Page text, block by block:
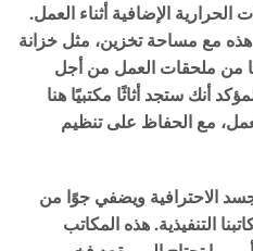
الإضافية أثناء العمل.
مع مساحة تخزين، مثل خزانة
من ملحقات العمل من أجل
أنك ستجد أثاثًا مكتبيًا هنا
مع الحفاظ على تنظيم
الاحترافية ويضفي جوًا من
التنفيذية. هذه المكاتب